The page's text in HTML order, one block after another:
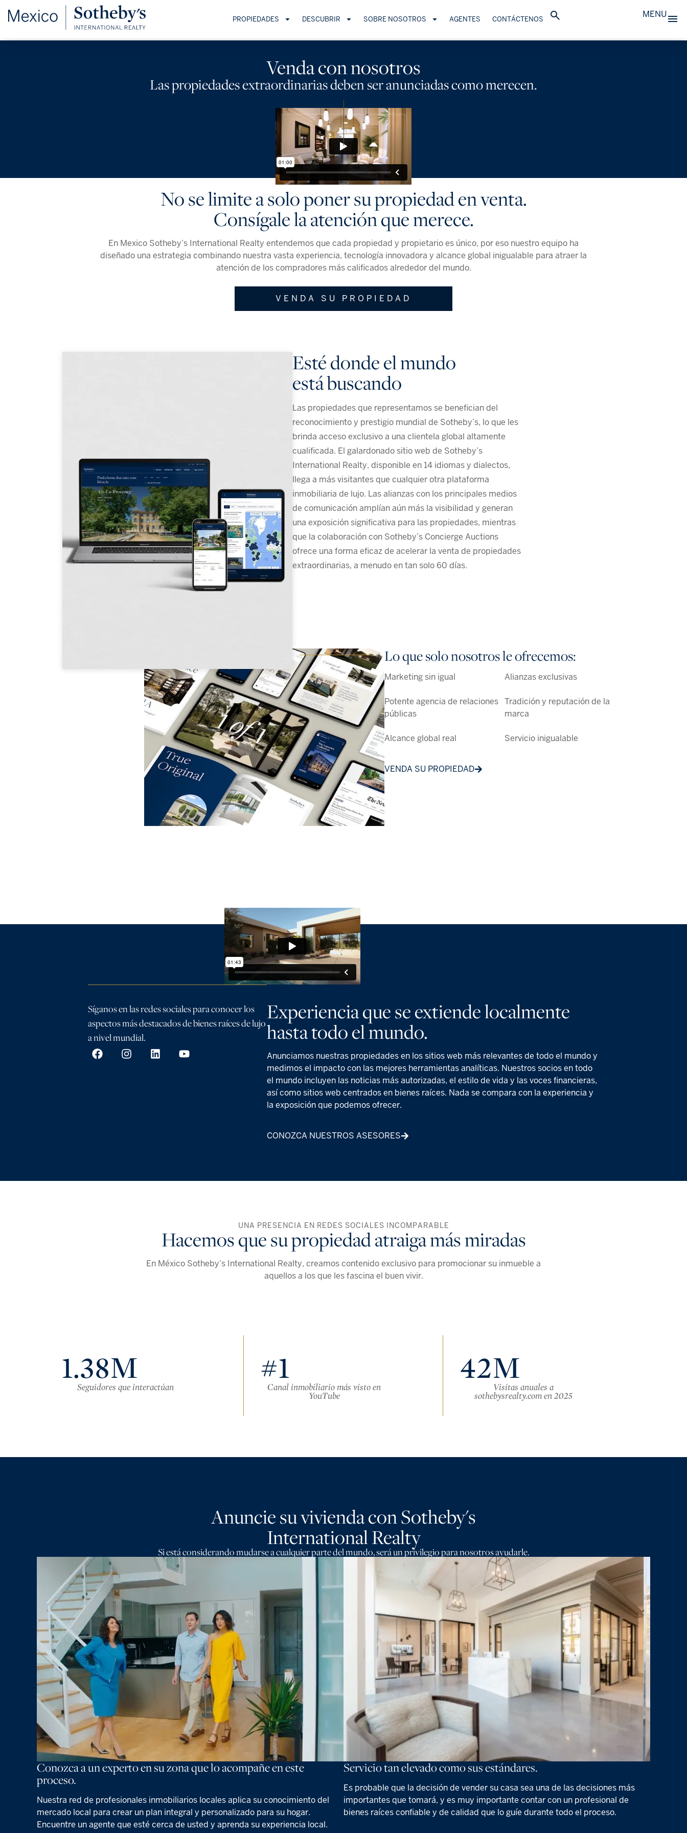
PROPIEDADES DESCUBRIR SOBRE NOSOTROS AGENTES CONTÁCTENOS MENU
Venda con nosotros
Las propiedades extraordinarias deben ser anunciadas como merecen.
No se limite a solo poner su propiedad en venta.
Consígale la atención que merece.
En Mexico Sotheby’s International Realty entendemos que cada propiedad y propietario es único, por eso nuestro equipo ha
diseñado una estrategia combinando nuestra vasta experiencia, tecnología innovadora y alcance global inigualable para atraer la
atención de los compradores más calificados alrededor del mundo.
VENDA SU PROPIEDAD
Esté donde el mundo
está buscando​
Las propiedades que representamos se benefician del
reconocimiento y prestigio mundial de Sotheby’s, lo que les
brinda acceso exclusivo a una clientela global altamente
cualificada. El galardonado sitio web de Sotheby’s
International Realty, disponible en 14 idiomas y dialectos,
llega a más visitantes que cualquier otra plataforma
inmobiliaria de lujo. Las alianzas con los principales medios
de comunicación amplían aún más la visibilidad y generan
una exposición significativa para las propiedades, mientras
que la colaboración con Sotheby’s Concierge Auctions
ofrece una forma eficaz de acelerar la venta de propiedades
extraordinarias, a menudo en tan solo 60 días.
Lo que solo nosotros le ofrecemos:​
Marketing sin igual
Potente agencia de relaciones
públicas
Alcance global real
Alianzas exclusivas
Tradición y reputación de la
marca
Servicio inigualable
VENDA SU PROPIEDAD
Síganos en las redes sociales para conocer los
aspectos más destacados de bienes raíces de lujo
a nivel mundial.
Experiencia que se extiende localmente
hasta todo el mundo.
Anunciamos nuestras propiedades en los sitios web más relevantes de todo el mundo y
medimos el impacto con las mejores herramientas analíticas. Nuestros socios en todo
el mundo incluyen las noticias más autorizadas, el estilo de vida y las voces financieras,
así como sitios web centrados en bienes raíces. Nada se compara con la experiencia y
la exposición que podemos ofrecer.
CONOZCA NUESTROS ASESORES
UNA PRESENCIA EN REDES SOCIALES INCOMPARABLE
Hacemos que su propiedad atraiga más miradas
En México Sotheby’s International Realty, creamos contenido exclusivo para promocionar su inmueble a
aquellos a los que les fascina el buen vivir.
1.38M
Seguidores que interactúan
#1
Canal inmobiliario más visto en
YouTube
42M
Visitas anuales a
sothebysrealty.com en 2025
Anuncie su vivienda con Sotheby's
International Realty
Si está considerando mudarse a cualquier parte del mundo, será un privilegio para nosotros ayudarle.
Conozca a un experto en su zona que lo acompañe en este
proceso.
Nuestra red de profesionales inmobiliarios locales aplica su conocimiento del
mercado local para crear un plan integral y personalizado para su hogar.
Encuentre un agente que esté cerca de usted y aprenda su experiencia local.
Servicio tan elevado como sus estándares.
Es probable que la decisión de vender su casa sea una de las decisiones más
importantes que tomará, y es muy importante contar con un profesional de
bienes raíces confiable y de calidad que lo guíe durante todo el proceso.